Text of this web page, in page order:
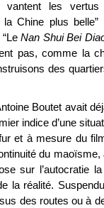
vantent les
Chine plus belle”
“LeNan Shui Bei
pas, comme la
des
Boutet avait
indice d’une
et à mesure du
du maoïsme,
sur l’autocratie
la réalité.
des routes ou à